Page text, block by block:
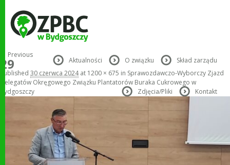
Aktualności O związku Skład zarządu
Zdjęcia/Pliki Kontakt
Image navigation
← Previous
29
Published 30 czerwca 2024at 1200 × 675 in Sprawozdawczo-Wyborczy Zjazd
Delegatów Okręgowego Związku Plantatorów Buraka Cukrowego w
Bydgoszczy